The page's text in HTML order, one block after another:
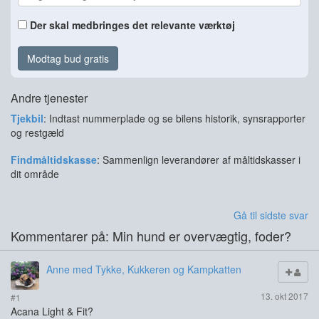
Der skal medbringes det relevante værktøj
Modtag bud gratis
Andre tjenester
Tjekbil: Indtast nummerplade og se bilens historik, synsrapporter
og restgæld
Findmåltidskasse: Sammenlign leverandører af måltidskasser i
dit område
Gå til sidste svar
Kommentarer på: Min hund er overvægtig, foder?
Anne med Tykke, Kukkeren og Kampkatten
#1 13. okt 2017
Acana Light & Fit?